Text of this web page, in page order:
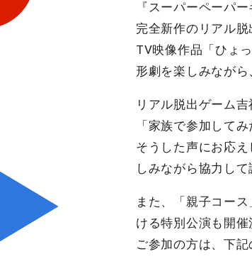
『スーパーペーパ
完全新作のリアル脱
TV映像作品「ひょ
形劇を楽しみなが
リアル脱出ゲーム
「家族で参加して
そうした声にお応
しみながら協力し
また、「親子コー
ける特別公演も開催
ご参加の方は、下